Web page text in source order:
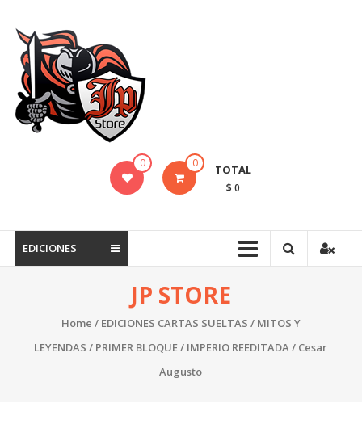
contenido
Cartas
Leyendas
y
0 0 TOTAL
$ 0
EDICIONES
JP STORE
Home / EDICIONES CARTAS SUELTAS / MITOS Y
LEYENDAS / PRIMER BLOQUE/ IMPERIO REEDITADA/ Cesar
Augusto